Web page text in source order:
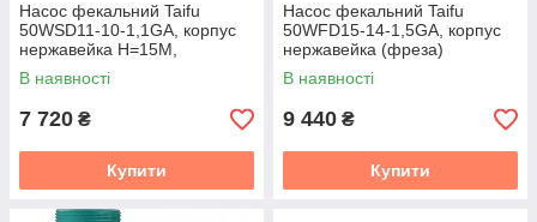
Насос фекальний Taifu
50WSD11-10-1,1GA, корпус
нержавейка Н=15М,
Q=17кбМ, P=1100 Вт, 2"
(TF3348)
В наявності
7 720 ₴
Купити
Насос фекальний Taifu
50WFD15-14-1,5GA, корпус
нержавейка (фреза)
Н=19,5М, Q=27кбМ, P=1500
Вт,2"(TF3347)
В наявності
9 440 ₴
Купити